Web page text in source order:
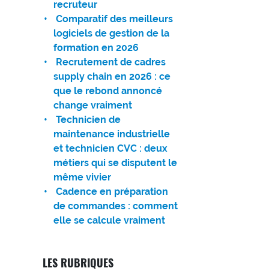
recruteur
Comparatif des meilleurs
logiciels de gestion de la
formation en 2026
Recrutement de cadres
supply chain en 2026 : ce
que le rebond annoncé
change vraiment
Technicien de
maintenance industrielle
et technicien CVC : deux
métiers qui se disputent le
même vivier
Cadence en préparation
de commandes : comment
elle se calcule vraiment
LES RUBRIQUES